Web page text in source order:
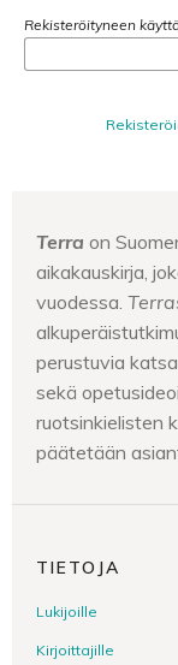
Rekisteröityneen
Terra on
aikakauskirja,
vuodessa.
perustuvia
sekä
ruotsinkielisten
päätetään
TIETOJA
Lukijoille
Kirjoittajille